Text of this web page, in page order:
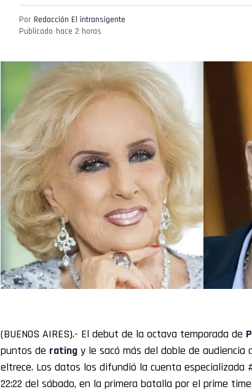
Por Redacción El intransigente
Publicado hace 2 horas
(BUENOS AIRES).- El debut de la octava temporada de
puntos de rating y le sacó más del doble de audiencia
eltrece. Los datos los difundió la cuenta especializada
22:22 del sábado, en la primera batalla por el prime